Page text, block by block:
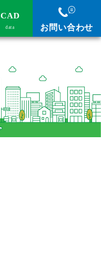
CAD
data お問い合わせ